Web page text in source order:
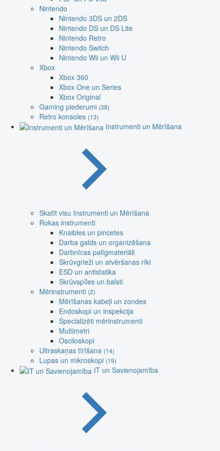
Nintendo
Nintendo 3DS un 2DS
Nintendo DS un DS Lite
Nintendo Retro
Nintendo Switch
Nintendo Wii un Wii U
Xbox
Xbox 360
Xbox One un Series
Xbox Original
Gaming piederumi (38)
Retro konsoles (13)
Instrumenti un Mērīšana
Skatīt visu Instrumenti un Mērīšana
Rokas instrumenti
Knaibles un pincetes
Darba galds un organizēšana
Darbnīcas palīgmateriāli
Skrūvgrieži un atvēršanas rīki
ESD un antistatika
Skrūvspīles un balsti
Mērinstrumenti (2)
Mērīšanas kabeļi un zondes
Endoskopi un inspekcija
Specializēti mērinstrumenti
Multimetri
Osciloskopi
Ultraskaņas tīrīšana (14)
Lupas un mikroskopi (19)
IT un Savienojamība